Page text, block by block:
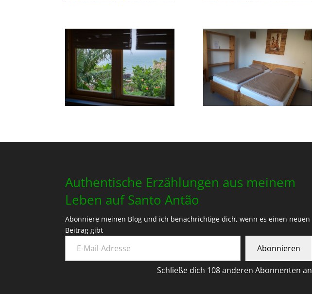
Authentische Erzählungen aus meinem
Leben auf Santo Antão
Abonniere meinen Blog und ich benachrichtige dich, wenn es einen neuen
Beitrag gibt
E-Mail-Adresse
Abonnieren
Schließe dich 108 anderen Abonnenten an